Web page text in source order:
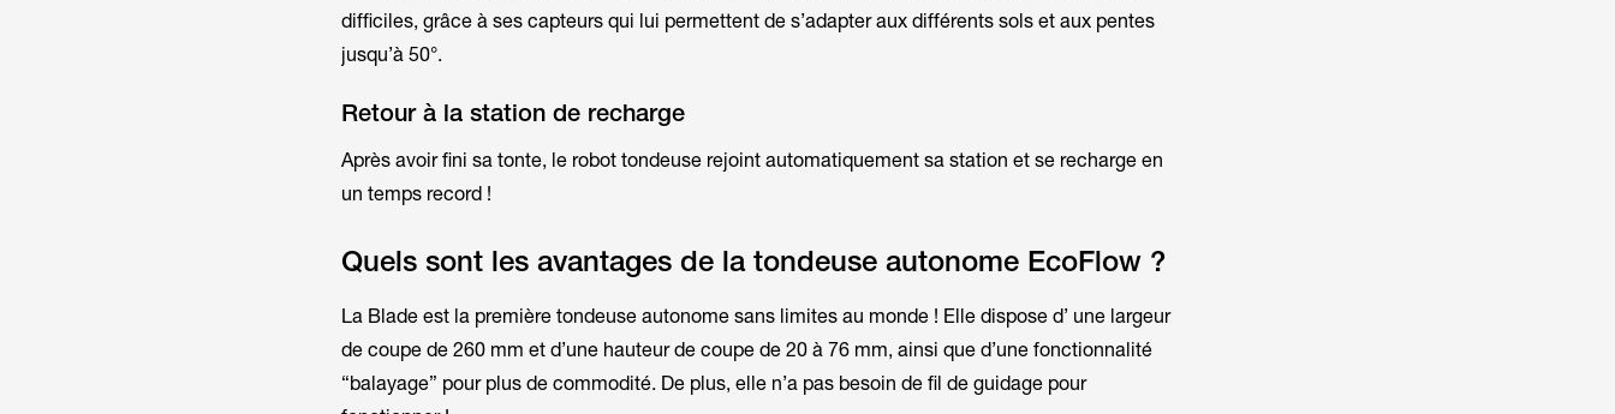
difficiles, grâce à ses capteurs qui lui permettent de s’adapter aux différents sols et aux pentes
jusqu’à 50°.
Retour à la station de recharge
Après avoir fini sa tonte, le robot tondeuse rejoint automatiquement sa station et se recharge en
un temps record !
Quels sont les avantages de la tondeuse autonome EcoFlow ?
La Blade est la première tondeuse autonome sans limites au monde ! Elle dispose d’ une largeur
de coupe de 260 mm et d’une hauteur de coupe de 20 à 76 mm, ainsi que d’une fonctionnalité
“balayage” pour plus de commodité. De plus, elle n’a pas besoin de fil de guidage pour